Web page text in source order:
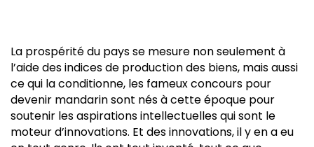
La prospérité du pays se mesure non seulement à
l’aide des indices de production des biens, mais aussi
ce qui la conditionne, les fameux concours pour
devenir mandarin sont nés à cette époque pour
soutenir les aspirations intellectuelles qui sont le
moteur d’innovations. Et des innovations, il y en a eu